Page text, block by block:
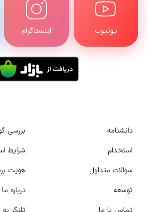
یوتیوب اینستاگرام
دانشنامه
بررسی
استخدام
شرایط
سوالات متداول
هویت
توسعه
درباره ما